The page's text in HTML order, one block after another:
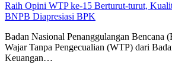
Raih Opini WTP ke-15 Berturut-turut,
BNPB Diapresiasi BPK
Badan Nasional Penanggulangan Bencana
Wajar Tanpa Pengecualian (WTP) dari
Keuangan…